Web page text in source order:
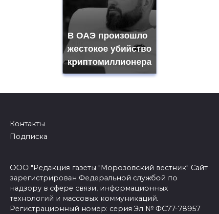
В ОАЭ произошло
жестокое убийство
криптомиллионера
Контакты
Подписка
ООО "Редакция газеты "Морозовский вестник" Сайт
зарегистрирован Федеральной службой по
надзору в сфере связи, информационных
технологий и массовых коммуникаций.
Регистрационный номер: серия Эл № ФС77-78957